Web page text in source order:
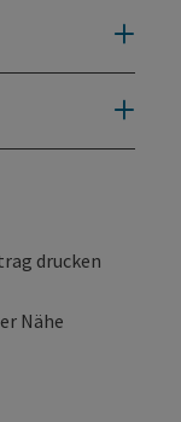
drucken
Nähe